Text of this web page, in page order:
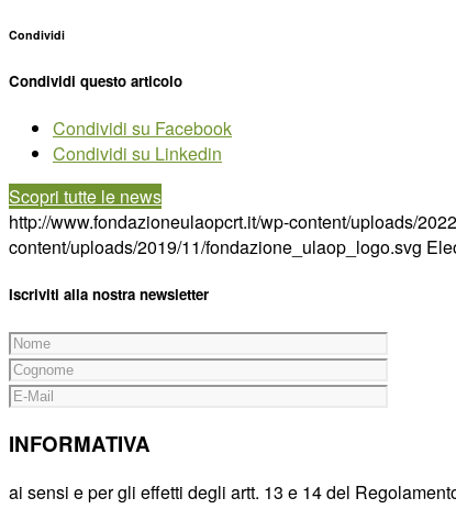
Condividi
Condividi questo articolo
Condividi su Facebook
Condividi su Linkedin
Scopri tutte le news
http://www.fondazioneulaopcrt.it/wp-content/uploads/
content/uploads/2019/11/fondazione_ulaop_logo.svg
Iscriviti alla nostra newsletter
INFORMATIVA
ai sensi e per gli effetti degli artt. 13 e 14 del